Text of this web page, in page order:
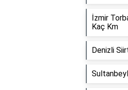
İzmir
Kaç Km
Denizli